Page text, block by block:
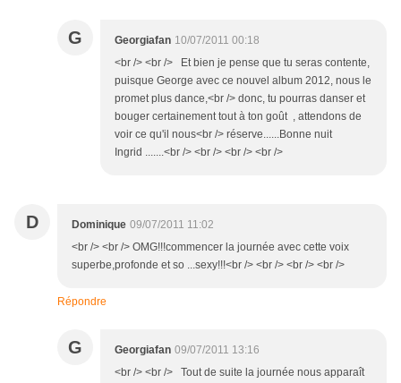
G Georgiafan 10/07/2011 00:18
<br /> <br /> Et bien je pense que tu seras contente,
puisque George avec ce nouvel album 2012, nous le
promet plus dance,<br /> donc, tu pourras danser et
bouger certainement tout à ton goût , attendons de
voir ce qu'il nous<br /> réserve......Bonne nuit
Ingrid .......<br /> <br /> <br /> <br />
D Dominique 09/07/2011 11:02
<br /> <br /> OMG!!!commencer la journée avec cette voix
superbe,profonde et so ...sexy!!!<br /> <br /> <br /> <br />
Répondre
G Georgiafan 09/07/2011 13:16
<br /> <br /> Tout de suite la journée nous apparaît